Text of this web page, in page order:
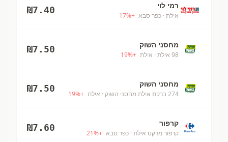
רמי לוי
אילת · כפר סבא +
17%
₪7.40
מחסני השוק
98 אילת · אילת +
19%
₪7.50
מחסני השוק
274 ברקת אילת מחסני השוק · אילת +
19%
₪7.50
קרפור
קרפור מרקט אילת · כפר סבא +
21%
₪7.60